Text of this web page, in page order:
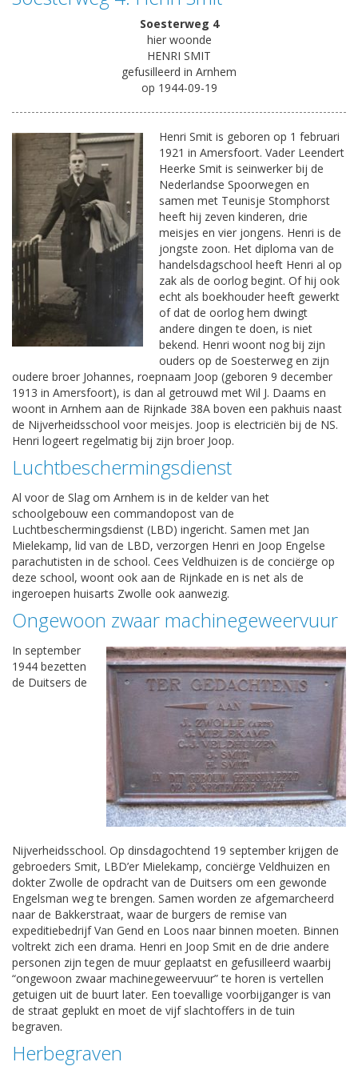
Soesterweg 4
hier woonde
HENRI SMIT
gefusilleerd in Arnhem
op 1944-09-19
Henri Smit is geboren op 1 februari
1921 in Amersfoort. Vader Leendert
Heerke Smit is seinwerker bij de
Nederlandse Spoorwegen en
samen met Teunisje Stomphorst
heeft hij zeven kinderen, drie
meisjes en vier jongens. Henri is de
jongste zoon. Het diploma van de
handelsdagschool heeft Henri al op
zak als de oorlog begint. Of hij ook
echt als boekhouder heeft gewerkt
of dat de oorlog hem dwingt
andere dingen te doen, is niet
bekend. Henri woont nog bij zijn
ouders op de Soesterweg en zijn
oudere broer Johannes, roepnaam Joop (geboren 9 december
1913 in Amersfoort), is dan al getrouwd met Wil J. Daams en
woont in Arnhem aan de Rijnkade 38A boven een pakhuis naast
de Nijverheidsschool voor meisjes. Joop is electriciën bij de NS.
Henri logeert regelmatig bij zijn broer Joop.
Luchtbeschermingsdienst
Al voor de Slag om Arnhem is in de kelder van het
schoolgebouw een commandopost van de
Luchtbeschermingsdienst (LBD) ingericht. Samen met Jan
Mielekamp, lid van de LBD, verzorgen Henri en Joop Engelse
parachutisten in de school. Cees Veldhuizen is de conciërge op
deze school, woont ook aan de Rijnkade en is net als de
ingeroepen huisarts Zwolle ook aanwezig.
Ongewoon zwaar machinegeweervuur
In september
1944 bezetten
de Duitsers de
Nijverheidsschool. Op dinsdagochtend 19 september krijgen de
gebroeders Smit, LBD’er Mielekamp, conciërge Veldhuizen en
dokter Zwolle de opdracht van de Duitsers om een gewonde
Engelsman weg te brengen. Samen worden ze afgemarcheerd
naar de Bakkerstraat, waar de burgers de remise van
expeditiebedrijf Van Gend en Loos naar binnen moeten. Binnen
voltrekt zich een drama. Henri en Joop Smit en de drie andere
personen zijn tegen de muur geplaatst en gefusilleerd waarbij
“ongewoon zwaar machinegeweervuur” te horen is vertellen
getuigen uit de buurt later. Een toevallige voorbijganger is van
de straat geplukt en moet de vijf slachtoffers in de tuin
begraven.
Herbegraven